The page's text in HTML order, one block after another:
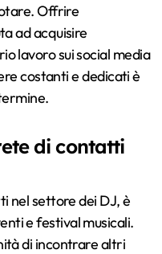
Offrire
ad acquisire
lavoro sui social media
costanti e dedicati è
di contatti
nel settore dei DJ, è
e festival musicali.
di incontrare altri